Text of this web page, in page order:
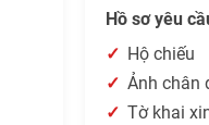
Hồ sơ yêu
Hộ chiếu
Ảnh chân
Tờ khai